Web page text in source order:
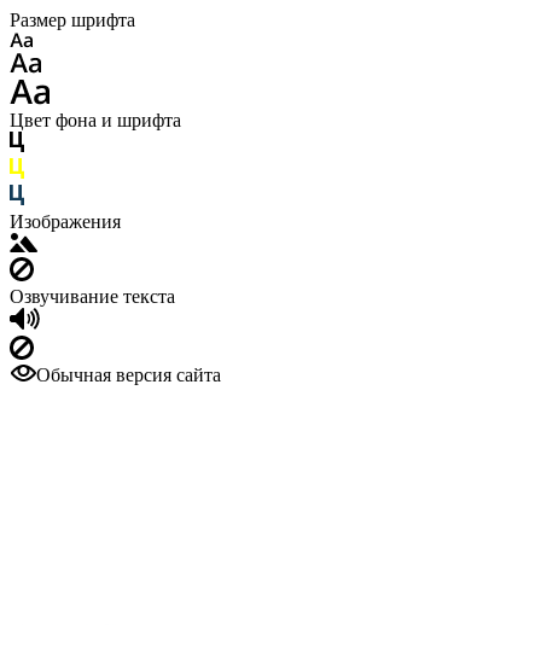
Размер шрифта
Цвет фона и шрифта
Изображения
Озвучивание текста
Обычная версия сайта